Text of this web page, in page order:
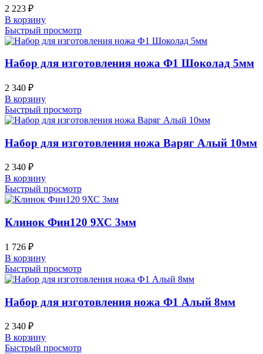
2 223 ₽
В корзину
Быстрый просмотр
Набор для изготовления ножа Ф1 Шоколад 5мм
2 340 ₽
В корзину
Быстрый просмотр
Набор для изготовления ножа Варяг Алый 10мм
2 340 ₽
В корзину
Быстрый просмотр
Клинок Фин120 9ХС 3мм
1 726 ₽
В корзину
Быстрый просмотр
Набор для изготовления ножа Ф1 Алый 8мм
2 340 ₽
В корзину
Быстрый просмотр